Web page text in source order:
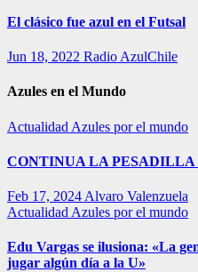
El clásico fue azul en el Futsal
Jun 18, 2022 Radio AzulChile
Azules en el Mundo
Actualidad Azules por el mundo
CONTINUA LA PESADILLA
Feb 17, 2024 Alvaro Valenzuela
Actualidad Azules por el mundo
Edu Vargas se ilusiona: «La
jugar algún día a la U»